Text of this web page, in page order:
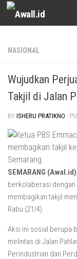
Skip to content
NASIONAL
Wujudkan
Takjil di Jalan
BY ISHERU PRATIKNO ·
SEMARANG
berkolaberasi
membagikan takjil
Rabu (21/4).
Aksi ini sosial berupa
melintas di Jalan
Perindustrian dan